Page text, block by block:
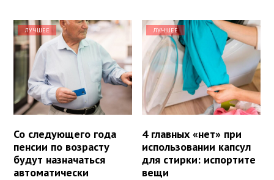
ЛУЧШЕЕ
Со следующего года
пенсии по возрасту
будут назначаться
автоматически
ЛУЧШЕЕ
4 главных «нет» при
использовании капсул
для стирки: испортите
вещи